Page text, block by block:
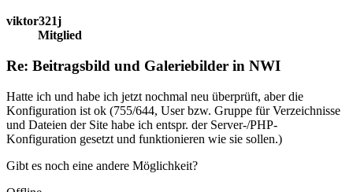
viktor321j
Mitglied
Re: Beitragsbild und Galeriebilder in NWI
Hatte ich und habe ich jetzt nochmal neu überprüft, aber die
Konfiguration ist ok (755/644, User bzw. Gruppe für Verzeichnisse
und Dateien der Site habe ich entspr. der Server-/PHP-
Konfiguration gesetzt und funktionieren wie sie sollen.)
Gibt es noch eine andere Möglichkeit?